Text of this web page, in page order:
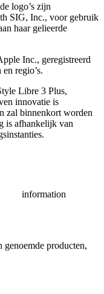
logo’s zijn
SIG, Inc., voor gebruik
haar gelieerde
Inc., geregistreerd
regio’s.
Libre 3 Plus,
innovatie is
zal binnenkort worden
is afhankelijk van
information
producten,